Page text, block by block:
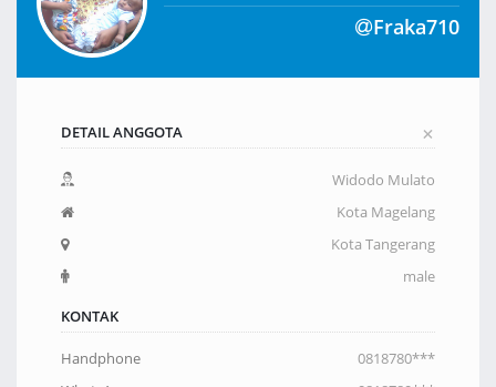
Fraka710
DETAIL ANGGOTA +
Widodo Mulato
Kota Magelang
Kota Tangerang
male
KONTAK
Handphone
0818780***